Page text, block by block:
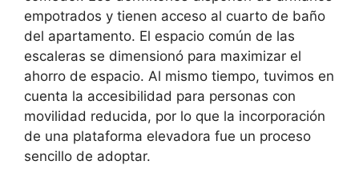
empotrados y tienen acceso al cuarto de baño
del apartamento. El espacio común de las
escaleras se dimensionó para maximizar el
ahorro de espacio. Al mismo tiempo, tuvimos en
cuenta la accesibilidad para personas con
movilidad reducida, por lo que la incorporación
de una plataforma elevadora fue un proceso
sencillo de adoptar.